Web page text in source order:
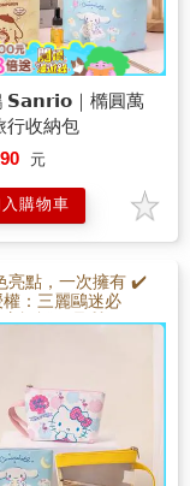
𝗦𝗮𝗻𝗿𝗶𝗼｜橢圓萬
行收納包
元
入購物車
亮點，一次擁有 ✔️
：三麗鷗迷必
認證，品質保
了然，拿取更快
大容量設計：20×5
，輕鬆收納化妝
具、手機，小巧卻